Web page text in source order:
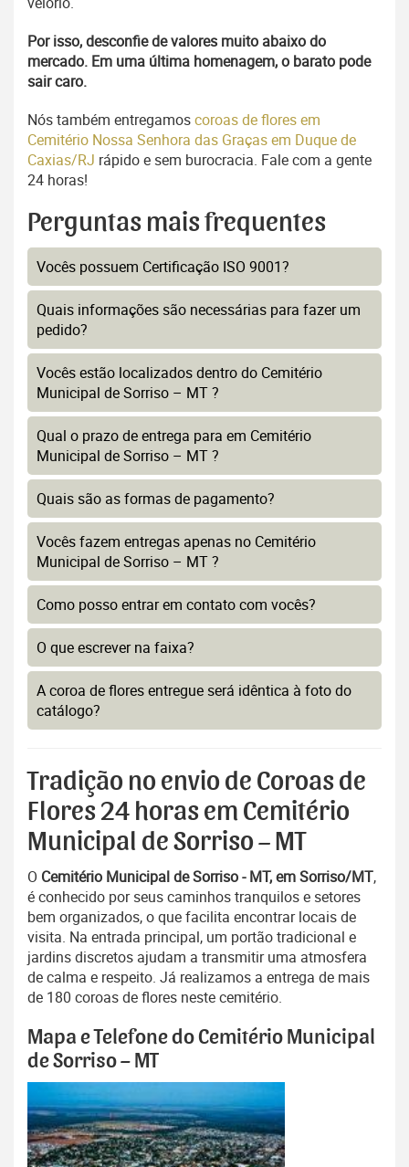
Por isso, desconfie de valores muito abaixo do
mercado. Em uma última homenagem, o barato pode
sair caro.
Nós também entregamoscoroas de flores em
Cemitério Nossa Senhora das Graças em Duque de
Caxias/RJ rápido e sem burocracia. Fale com a gente
24 horas!
Perguntas mais frequentes
Vocês possuem Certificação ISO 9001?
Quais informações são necessárias para fazer um
pedido?
Vocês estão localizados dentro do Cemitério
Municipal de Sorriso – MT ?
Qual o prazo de entrega para em Cemitério
Municipal de Sorriso – MT ?
Quais são as formas de pagamento?
Vocês fazem entregas apenas no Cemitério
Municipal de Sorriso – MT ?
Como posso entrar em contato com vocês?
O que escrever na faixa?
A coroa de flores entregue será idêntica à foto do
catálogo?
Tradição no envio de Coroas de
Flores 24 horas em Cemitério
Municipal de Sorriso – MT
O Cemitério Municipal de Sorriso - MT, em Sorriso/MT,
é conhecido por seus caminhos tranquilos e setores
bem organizados, o que facilita encontrar locais de
visita. Na entrada principal, um portão tradicional e
jardins discretos ajudam a transmitir uma atmosfera
de calma e respeito. Já realizamos a entrega de mais
de 180 coroas de flores neste cemitério.
Mapa e Telefone do Cemitério Municipal
de Sorriso – MT